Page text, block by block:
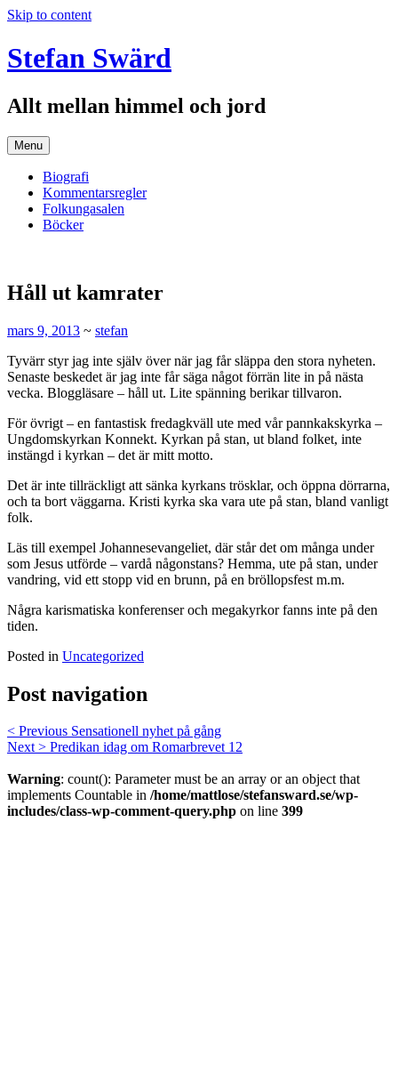
Skip to content
Stefan Swärd
Allt mellan himmel och jord
Menu
Biografi
Kommentarsregler
Folkungasalen
Böcker
Håll ut kamrater
mars 9, 2013 ~ stefan
Tyvärr styr jag inte själv över när jag får släppa den stora nyheten.
Senaste beskedet är jag inte får säga något förrän lite in på nästa
vecka. Bloggläsare – håll ut. Lite spänning berikar tillvaron.
För övrigt – en fantastisk fredagkväll ute med vår pannkakskyrka –
Ungdomskyrkan Konnekt. Kyrkan på stan, ut bland folket, inte
instängd i kyrkan – det är mitt motto.
Det är inte tillräckligt att sänka kyrkans trösklar, och öppna dörrarna,
och ta bort väggarna. Kristi kyrka ska vara ute på stan, bland vanligt
folk.
Läs till exempel Johannesevangeliet, där står det om många under
som Jesus utförde – vardå någonstans? Hemma, ute på stan, under
vandring, vid ett stopp vid en brunn, på en bröllopsfest m.m.
Några karismatiska konferenser och megakyrkor fanns inte på den
tiden.
Posted in Uncategorized
Post navigation
< Previous Sensationell nyhet på gång
Next > Predikan idag om Romarbrevet 12
Warning: count(): Parameter must be an array or an object that
implements Countable in /home/mattlose/stefansward.se/wp-
includes/class-wp-comment-query.php on line 399